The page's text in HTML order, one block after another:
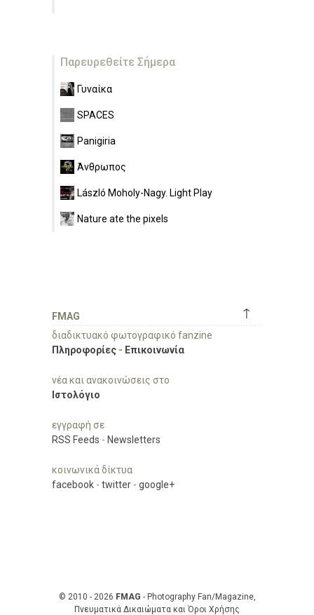
Παρευρεθείτε Σήμερα
Γυναίκα
SPACES
Panigiria
Άνθρωπος
László Moholy-Nagy. Light Play
Nature ate the pixels
↑
FMAG
διαδικτυακό φωτογραφικό fanzine
Πληροφορίες - Επικοινωνία
νέα και ανακοινώσεις στο
Ιστολόγιο
εγγραφή σε
RSS Feeds - Newsletters
κοινωνικά δίκτυα
facebook - twitter - google+
© 2010 - 2026 FMAG - Photography Fan/Magazine,
Πνευματικά Δικαιώματα και Όροι Χρήσης